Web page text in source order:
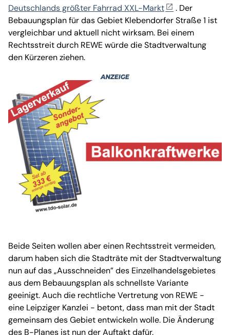
Deutschlands größter Fahrrad XXL-Markt
. Der
Bebauungsplan für das Gebiet Klebendorfer Straße 1 ist
vergleichbar und aktuell nicht wirksam. Bei einem
Rechtsstreit durch REWE würde die Stadtverwaltung
den Kürzeren ziehen.
Beide Seiten wollen aber einen Rechtsstreit vermeiden,
darum haben sich die Stadträte mit der Stadtverwaltung
nun auf das „Ausschneiden” des Einzelhandelsgebietes
aus dem Bebauungsplan als schnellste Variante
geeinigt. Auch die rechtliche Vertretung von REWE -
eine Leipziger Kanzlei - betont, dass man mit der Stadt
gemeinsam des Gebiet entwickeln wolle. Die Änderung
des B-Planes ist nun der Auftakt dafür.